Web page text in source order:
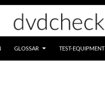
GLOSSAR TEST-EQUIPMENT